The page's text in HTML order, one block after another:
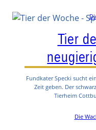
Tier
Fundkater Specki sucht
Zeit geben. Der
Tierheim
Die